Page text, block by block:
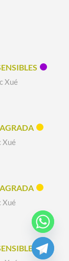
Xué
Xué
Xué